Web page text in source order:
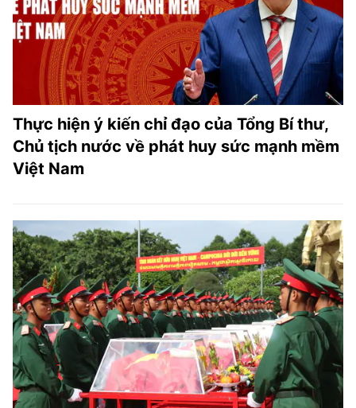
Thực hiện ý kiến chỉ đạo của Tổng Bí thư,
Chủ tịch nước về phát huy sức mạnh mềm
Việt Nam